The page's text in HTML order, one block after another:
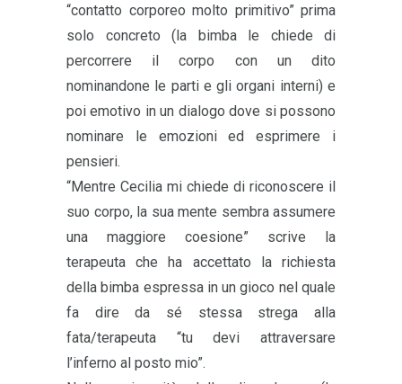
“contatto corporeo molto primitivo” prima
solo concreto (la bimba le chiede di
percorrere il corpo con un dito
nominandone le parti e gli organi interni) e
poi emotivo in un dialogo dove si possono
nominare le emozioni ed esprimere i
pensieri.
“Mentre Cecilia mi chiede di riconoscere il
suo corpo, la sua mente sembra assumere
una maggiore coesione” scrive la
terapeuta che ha accettato la richiesta
della bimba espressa in un gioco nel quale
fa dire da sé stessa strega alla
fata/terapeuta “tu devi attraversare
l’inferno al posto mio”.